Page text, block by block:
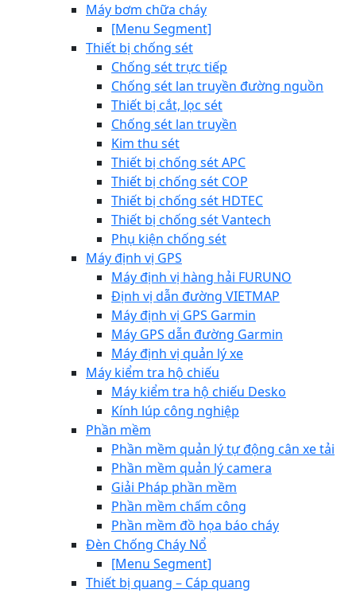
Máy bơm chữa cháy
[Menu Segment]
Thiết bị chống sét
Chống sét trực tiếp
Chống sét lan truyền đường nguồn
Thiết bị cắt, lọc sét
Chống sét lan truyền
Kim thu sét
Thiết bị chống sét APC
Thiết bị chống sét COP
Thiết bị chống sét HDTEC
Thiết bị chống sét Vantech
Phụ kiện chống sét
Máy định vị GPS
Máy định vị hàng hải FURUNO
Định vị dẫn đường VIETMAP
Máy định vị GPS Garmin
Máy GPS dẫn đường Garmin
Máy định vị quản lý xe
Máy kiểm tra hộ chiếu
Máy kiểm tra hộ chiếu Desko
Kính lúp công nghiệp
Phần mềm
Phần mềm quản lý tự động cân xe tải
Phần mềm quản lý camera
Giải Pháp phần mềm
Phần mềm chấm công
Phần mềm đồ họa báo cháy
Đèn Chống Cháy Nổ
[Menu Segment]
Thiết bị quang – Cáp quang